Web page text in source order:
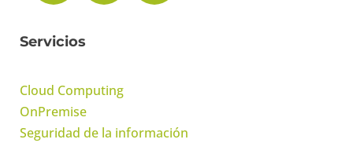
Servicios
Cloud Computing
OnPremise
Seguridad de la información